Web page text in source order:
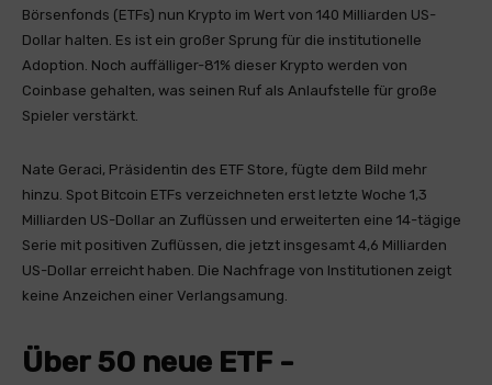
Börsenfonds (ETFs) nun Krypto im Wert von 140 Milliarden US-
Dollar halten. Es ist ein großer Sprung für die institutionelle
Adoption. Noch auffälliger-81% dieser Krypto werden von
Coinbase gehalten, was seinen Ruf als Anlaufstelle für große
Spieler verstärkt.
Nate Geraci, Präsidentin des ETF Store, fügte dem Bild mehr
hinzu. Spot Bitcoin ETFs verzeichneten erst letzte Woche 1,3
Milliarden US-Dollar an Zuflüssen und erweiterten eine 14-tägige
Serie mit positiven Zuflüssen, die jetzt insgesamt 4,6 Milliarden
US-Dollar erreicht haben. Die Nachfrage von Institutionen zeigt
keine Anzeichen einer Verlangsamung.
Über 50 neue ETF -